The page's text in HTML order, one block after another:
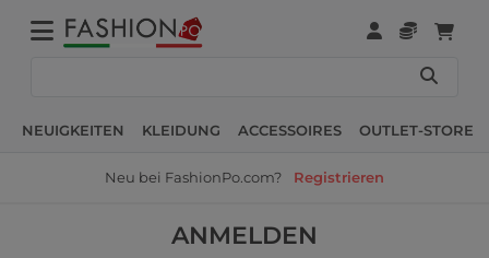
NEUIGKEITEN KLEIDUNG ACCESSOIRES OUTLET-STORE
Neu bei FashionPo.com? Registrieren
ANMELDEN